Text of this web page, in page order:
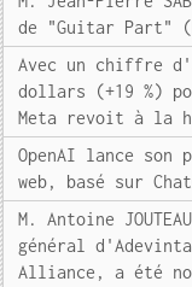
de "Guitar Part"
Avec un chiffre
dollars (+19 %)
Meta revoit à la
OpenAI lance son
web, basé sur
M. Antoine
général
Alliance, a été